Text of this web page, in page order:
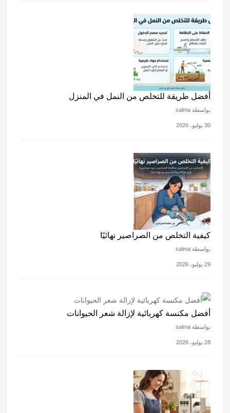
أفضل طريقة للتخلص من النمل في المنزل
بواسطة salma
30 يوليو، 2026
كيفية التخلص من الصراصير نهائيًا
بواسطة salma
29 يوليو، 2026
أفضل مكنسة كهربائية لإزالة شعر الحيوانات
بواسطة salma
28 يوليو، 2026